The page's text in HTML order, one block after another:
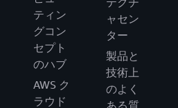
ティン
グコン
セプト
のハブ
AWS ク
ラウド
ャセン
ター
製品と
技術上
のよく
ある質